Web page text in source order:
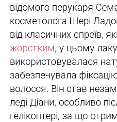
відомого перукаря
косметолога Шері
від класичних спреїв, які
жорстким, у цьому лаку
використовувалася
забезпечувала
волосся. Він став
леді Діани, особливо
гелікоптері, за що